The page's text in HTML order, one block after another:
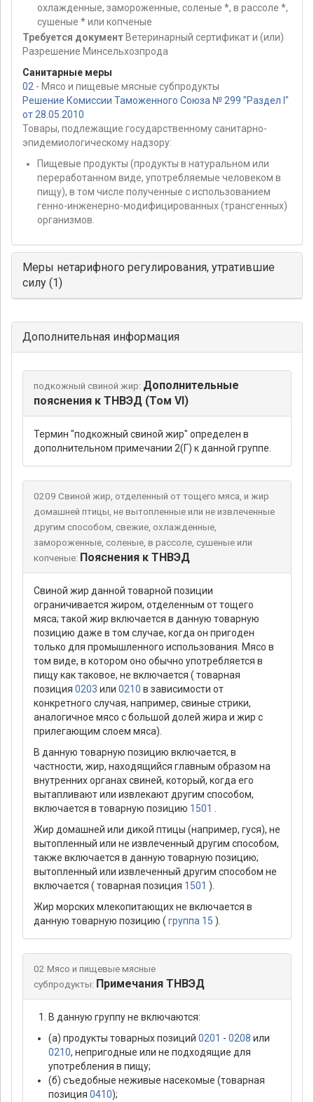
охлажденные, замороженные, соленые *, в рассоле *,
сушеные * или копченые
Требуется документ Ветеринарный сертификат и (или)
Разрешение Минсельхозпрода
Санитарные меры
02 - Мясо и пищевые мясные субпродукты
Решение Комиссии Таможенного Союза № 299 "Раздел I"
от 28.05.2010
Товары, подлежащие государственному санитарно-
эпидемиологическому надзору:
Пищевые продукты (продукты в натуральном или
переработанном виде, употребляемые человеком в
пищу), в том числе полученные с использованием
генно-инженерно-модифицированных (трансгенных)
организмов.
Меры нетарифного регулирования, утратившие
силу (1)
Дополнительная информация
подкожный свиной жир: Дополнительные
пояснения к ТНВЭД (Том VI)
Термин "подкожный свиной жир" определен в
дополнительном примечании 2(Г) к данной группе.
0209 Свиной жир, отделенный от тощего мяса, и жир
домашней птицы, не вытопленные или не извлеченные
другим способом, свежие, охлажденные,
замороженные, соленые, в рассоле, сушеные или
копченые: Пояснения к ТНВЭД
Свиной жир данной товарной позиции
ограничивается жиром, отделенным от тощего
мяса; такой жир включается в данную товарную
позицию даже в том случае, когда он пригоден
только для промышленного использования. Мясо в
том виде, в котором оно обычно употребляется в
пищу как таковое, не включается ( товарная
позиция 0203 или 0210 в зависимости от
конкретного случая, например, свиные стрики,
аналогичное мясо с большой долей жира и жир с
прилегающим слоем мяса).
В данную товарную позицию включается, в
частности, жир, находящийся главным образом на
внутренних органах свиней, который, когда его
вытапливают или извлекают другим способом,
включается в товарную позицию 1501
Жир домашней или дикой птицы (например, гуся), не
вытопленный или не извлеченный другим способом,
также включается в данную товарную позицию;
вытопленный или извлеченный другим способом не
включается ( товарная позиция 1501 ).
Жир морских млекопитающих не включается в
данную товарную позицию ( группа 15 ).
02 Мясо и пищевые мясные
субпродукты: Примечания ТНВЭД
В данную группу не включаются:
(а) продукты товарных позиций 0201 - 0208 или
0210, непригодные или не подходящие для
употребления в пищу;
(б) съедобные неживые насекомые (товарная
позиция 0410);